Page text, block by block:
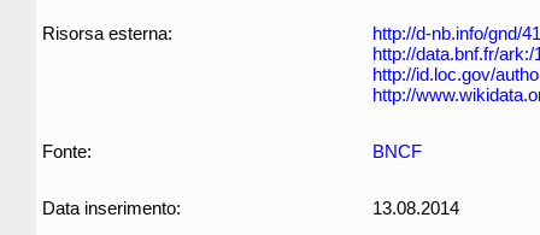
Risorsa esterna:
http://d-nb.info/gnd/
http://data.bnf.fr/
http://id.loc.gov/
http://
Fonte: BNCF
Data inserimento: 13.08.2014